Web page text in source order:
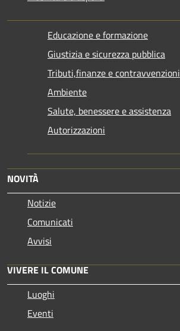
Educazione e formazione
Giustizia e sicurezza pubblica
Tributi,finanze e contravvenzioni
Ambiente
Salute, benessere e assistenza
Autorizzazioni
NOVITÀ
Notizie
Comunicati
Avvisi
VIVERE IL COMUNE
Luoghi
Eventi